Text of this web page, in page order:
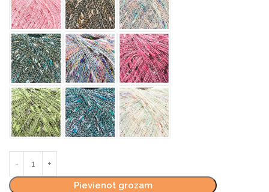
Pievienot grozam